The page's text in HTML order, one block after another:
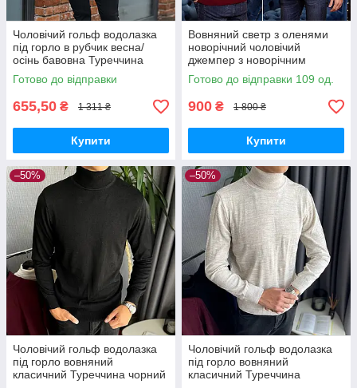
Чоловічий гольф водолазка
під горло в рубчик весна/
осінь бавовна Туреччина
графіт
Готово до відправки
655,50 ₴ 1 311 ₴
Купити
Вовняний светр з оленями
новорічний чоловічий
джемпер з новорічним
принтом бордо
Готово до відправки 109 од.
900 ₴ 1 800 ₴
Купити
–50%
Чоловічий гольф водолазка
під горло вовняний
класичний Туреччина чорний
–50%
Чоловічий гольф водолазка
під горло вовняний
класичний Туреччина